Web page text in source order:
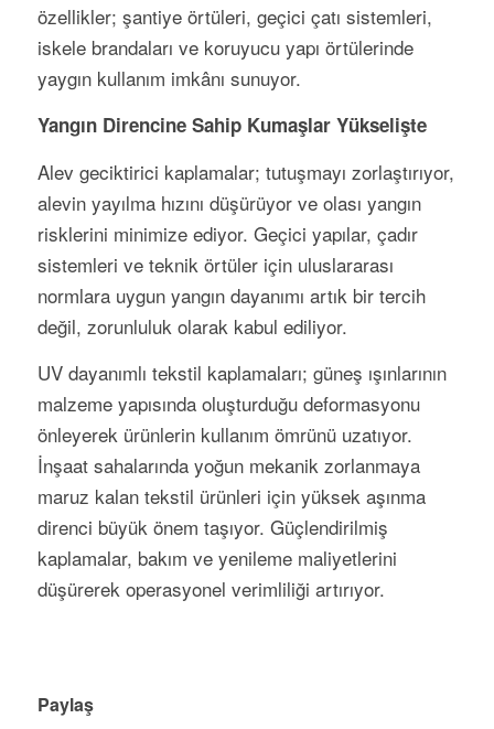
özellikler; şantiye örtüleri, geçici çatı sistemleri,
iskele brandaları ve koruyucu yapı örtülerinde
yaygın kullanım imkânı sunuyor.
Yangın Direncine Sahip Kumaşlar Yükselişte
Alev geciktirici kaplamalar; tutuşmayı zorlaştırıyor,
alevin yayılma hızını düşürüyor ve olası yangın
risklerini minimize ediyor. Geçici yapılar, çadır
sistemleri ve teknik örtüler için uluslararası
normlara uygun yangın dayanımı artık bir tercih
değil, zorunluluk olarak kabul ediliyor.
UV dayanımlı tekstil kaplamaları; güneş ışınlarının
malzeme yapısında oluşturduğu deformasyonu
önleyerek ürünlerin kullanım ömrünü uzatıyor.
İnşaat sahalarında yoğun mekanik zorlanmaya
maruz kalan tekstil ürünleri için yüksek aşınma
direnci büyük önem taşıyor. Güçlendirilmiş
kaplamalar, bakım ve yenileme maliyetlerini
düşürerek operasyonel verimliliği artırıyor.
Paylaş